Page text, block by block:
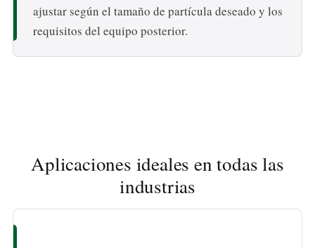
ajustar según el tamaño de partícula deseado y los
requisitos del equipo posterior.
Aplicaciones ideales en todas las
industrias